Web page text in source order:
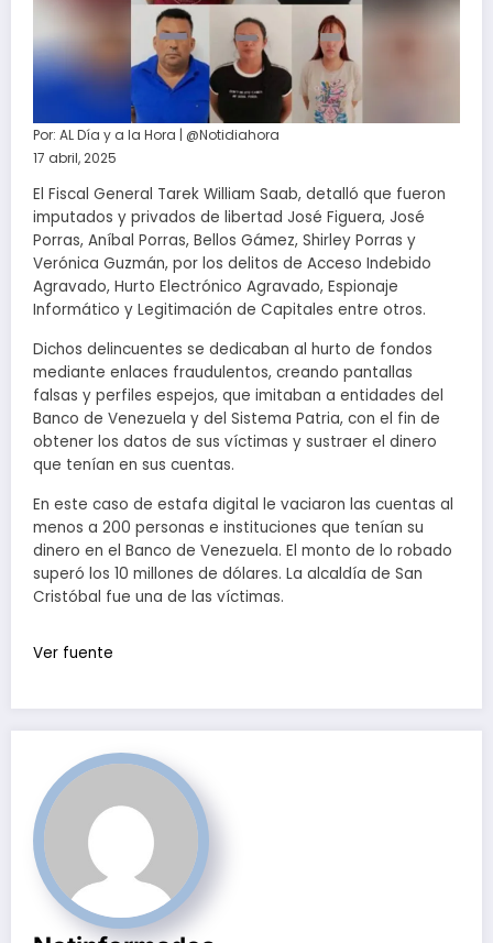
Por: AL Día y a la Hora | @Notidiahora
17 abril, 2025
El Fiscal General Tarek William Saab, detalló que fueron
imputados y privados de libertad José Figuera, José
Porras, Aníbal Porras, Bellos Gámez, Shirley Porras y
Verónica Guzmán, por los delitos de Acceso Indebido
Agravado, Hurto Electrónico Agravado, Espionaje
Informático y Legitimación de Capitales entre otros.
Dichos delincuentes se dedicaban al hurto de fondos
mediante enlaces fraudulentos, creando pantallas
falsas y perfiles espejos, que imitaban a entidades del
Banco de Venezuela y del Sistema Patria, con el fin de
obtener los datos de sus víctimas y sustraer el dinero
que tenían en sus cuentas.
En este caso de estafa digital le vaciaron las cuentas al
menos a 200 personas e instituciones que tenían su
dinero en el Banco de Venezuela. El monto de lo robado
superó los 10 millones de dólares. La alcaldía de San
Cristóbal fue una de las víctimas.
Ver fuente